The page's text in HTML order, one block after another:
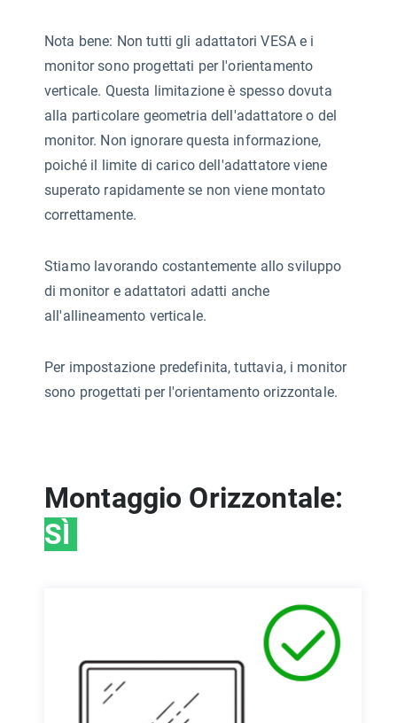
Nota bene: Non tutti gli adattatori VESA e i
monitor sono progettati per l'orientamento
verticale. Questa limitazione è spesso dovuta
alla particolare geometria dell'adattatore o del
monitor. Non ignorare questa informazione,
poiché il limite di carico dell'adattatore viene
superato rapidamente se non viene montato
correttamente.
Stiamo lavorando costantemente allo sviluppo
di monitor e adattatori adatti anche
all'allineamento verticale.
Per impostazione predefinita, tuttavia, i monitor
sono progettati per l'orientamento orizzontale.
Montaggio Orizzontale:
SÌ